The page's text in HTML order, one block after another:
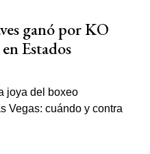
ganó por KO
Estados